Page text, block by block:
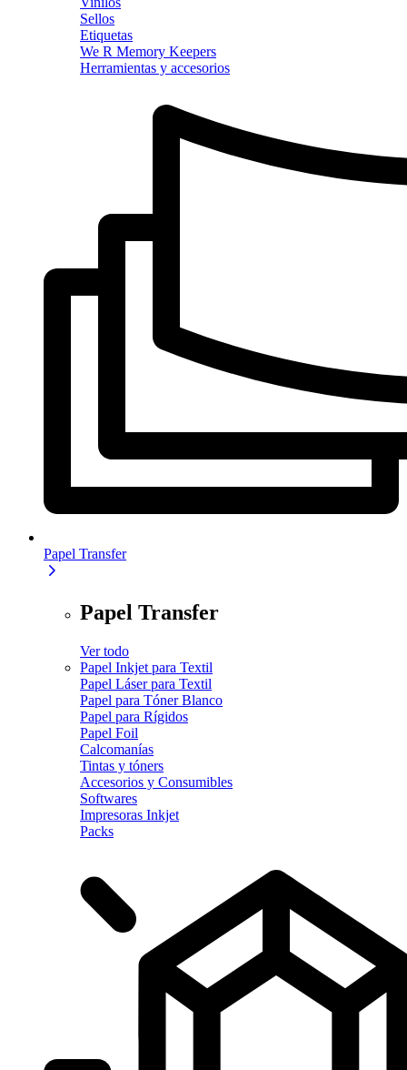
Sellos
Etiquetas
We R Memory Keepers
Herramientas y accesorios
Papel Transfer
Papel Transfer
Ver todo
Papel Inkjet para Textil
Papel Láser para Textil
Papel para Tóner Blanco
Papel para Rígidos
Papel Foil
Calcomanías
Tintas y tóners
Accesorios y Consumibles
Softwares
Impresoras Inkjet
Packs